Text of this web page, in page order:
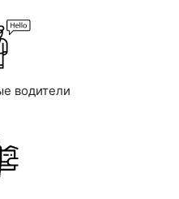
водители